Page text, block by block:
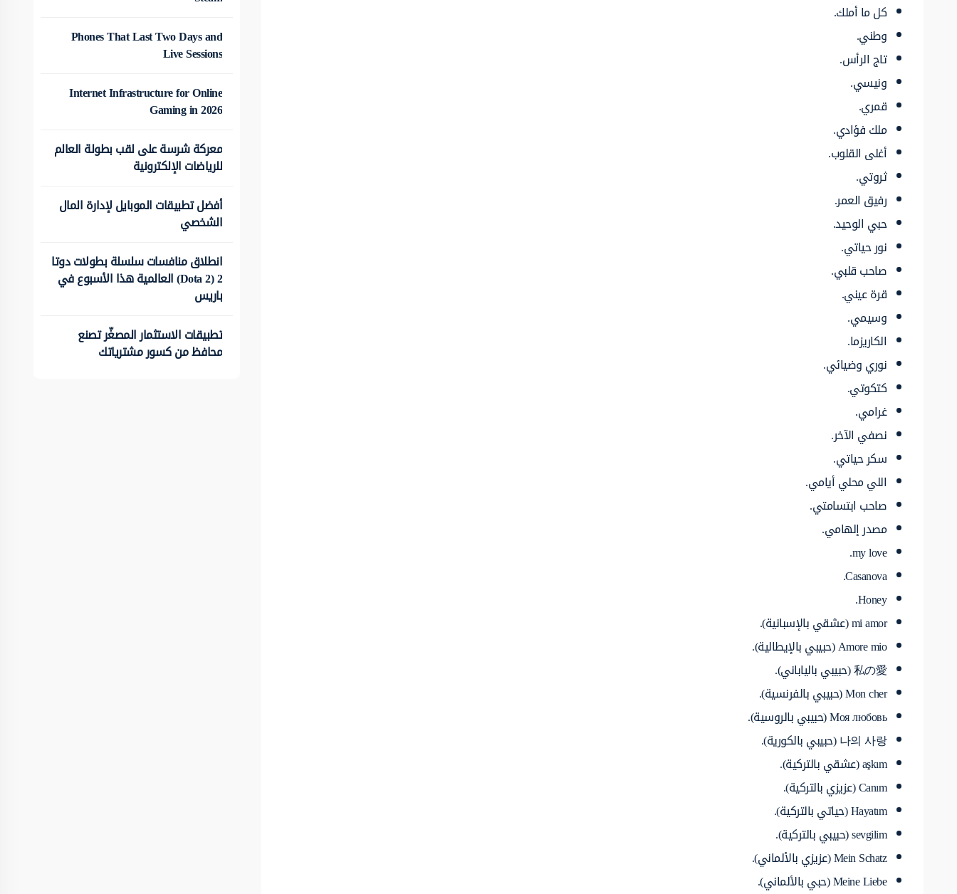
كل ما أملك.
وطني.
تاج الرأس.
ونيسي.
قمري.
ملك فؤادي.
أغلى القلوب.
ثروتي.
رفيق العمر.
حبي الوحيد.
نور حياتي.
صاحب قلبي.
قرة عيني.
وسيمي.
الكاريزما.
نوري وضيائي.
كتكوتي.
غرامي.
نصفي الآخر.
سكر حياتي.
اللي محلي أيامي.
صاحب ابتسامتي.
مصدر إلهامي.
my love.
Casanova.
Honey.
mi amor (عشقي بالإسبانية).
Amore mio (حبيبي بالإيطالية).
私の愛 (حبيبي بالياباني).
Mon cher (حبيبي بالفرنسية).
Моя любовь (حبيبي بالروسية).
나의 사랑 (حبيبي بالكورية).
aşkım (عشقي بالتركية).
Canım (عزيزي بالتركية).
Hayatım (حياتي بالتركية).
sevgilim (حبيبي بالتركية).
Mein Schatz (عزيزي بالألماني).
Meine Liebe (حبي بالألماني).
Phones That Last Two Days and
Live Sessions
Internet Infrastructure for Online
Gaming in 2026
معركة شرسة على لقب بطولة العالم
للرياضات الإلكترونية
أفضل تطبيقات الموبايل لإدارة المال
الشخصي
انطلاق منافسات سلسلة بطولات دوتا
2 (Dota 2) العالمية هذا الأسبوع في
باريس
تطبيقات الاستثمار المصغّر تصنع
محافظ من كسور مشترياتك